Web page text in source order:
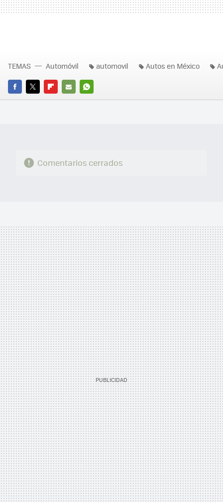
FACEBOOK
TWITTERFLIPBOARD
E-
WHATSAPP
TEMAS Automóvil automovil Autos en México
Comentarios cerrados